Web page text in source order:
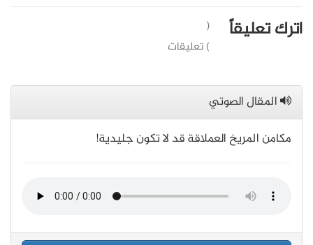
اترك تعليقاً
(
) تعليقات
المقال الصوتي
مكامن المريخ العملاقة قد لا تكون جليدية!